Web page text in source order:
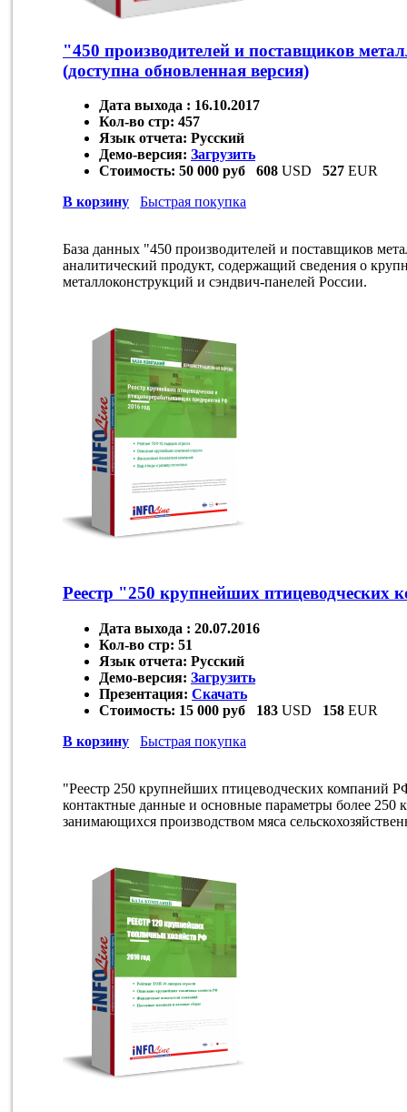
"450 производителей и поставщиков
(доступна обновленная версия)
Дата выхода : 16.10.2017
Кол-во стр: 457
Язык отчета: Русский
Демо-версия: Загрузить
Стоимость: 50 000 руб 608 USD 527 EUR
В корзину
Быстрая покупка
База данных "450 производителей и поставщиков
аналитический продукт, содержащий сведения о
металлоконструкций и сэндвич-панелей России.
Реестр "250 крупнейших птицеводческих
Дата выхода : 20.07.2016
Кол-во стр: 51
Язык отчета: Русский
Демо-версия: Загрузить
Презентация: Скачать
Стоимость: 15 000 руб 183 USD 158 EUR
В корзину
Быстрая покупка
"Реестр 250 крупнейших птицеводческих компаний
контактные данные и основные параметры более 250
занимающихся производством мяса